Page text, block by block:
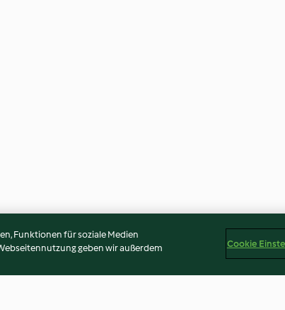
Funktionen für soziale Medien
geben wir außerdem
Cookie